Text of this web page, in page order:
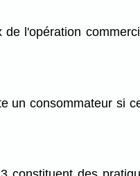
l'opération
consommateur si